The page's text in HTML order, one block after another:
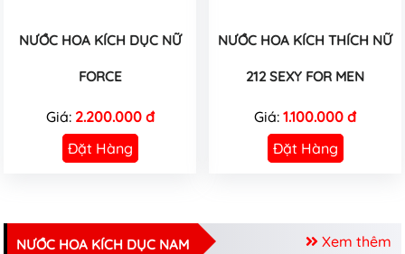
NƯỚC HOA KÍCH DỤC NỮ
FORCE
Giá: 2.200.000 đ
Đặt Hàng
NƯỚC HOA KÍCH THÍCH NỮ
212 SEXY FOR MEN
Giá: 1.100.000 đ
Đặt Hàng
Xem thêm
NƯỚC HOA KÍCH DỤC NAM